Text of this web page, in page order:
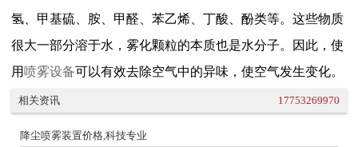
氢、甲基硫、胺、甲醛、苯乙烯、丁酸、酚类等。这些物质
很大一部分溶于水，雾化颗粒的本质也是水分子。因此，使
用 喷雾设备可以有效去除空气中的异味，使空气发生变化。
相关资讯 17753269970
降尘喷雾装置价格,科技专业